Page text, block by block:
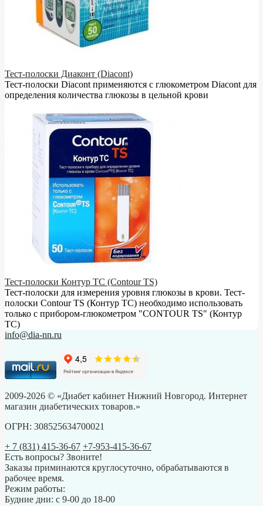
Тест-полоски Диаконт (Diacont)
Тест-полоски Diacont применяются с глюкометром Diacont для
определения количества глюкозы в цельной крови
Тест-полоски Контур ТС (Contour TS)
Тест-полоски для измерения уровня глюкозы в крови. Тест-
полоски Contour TS (Контур ТС) необходимо использовать
только с прибором-глюкометром "CONTOUR TS" (Контур
ТС)
info@dia-nn.ru
2009-2026 © «Диабет кабинет Нижний Новгород. Интернет
магазин диабетических товаров.»
ОГРН: 308525634700021
+ 7 (831) 415-36-67 +7-953-415-36-67
Есть вопросы? Звоните!
Заказы приминаются круглосуточно, обрабатываются в
рабочее время.
Режим работы:
Будние дни: с 9-00 до 18-00